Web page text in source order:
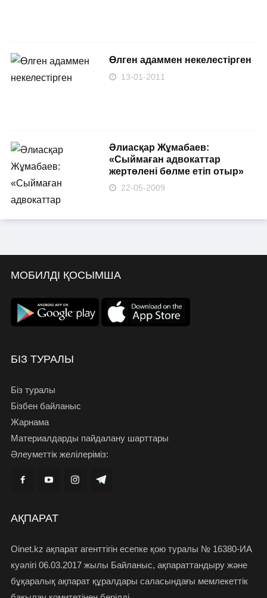
Өлген адаммен некелестірген
13-01-2011
Әлиасқар Жұмабаев:
«Сыймаған адвокаттар
жертөлені бөлме етіп отыр»
22-05-2009
МОБИЛДІ ҚОСЫМША
БІЗ ТУРАЛЫ
Біз туралы
Бізбен байланыс
Жарнама
Материалдарды пайдалану шарттары
Әлеуметтік желілеріміз:
АҚПАРАТ
Oinet.kz ақпарат агенттігін есепке қою туралы № 16380-ИА
куәлігі 06.03.2017 жылы Байланыс, ақпараттандыру және
бұқаралық ақпарат құралдары саласындағы мемлекеттік